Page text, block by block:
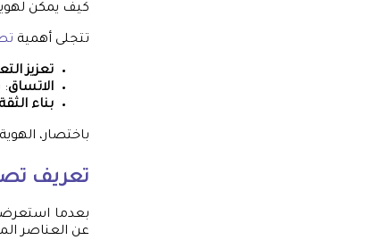
كيف يمكن
تتجلى أهمية
تعزيز
الاتساق:
بناء الثقة
باختصار،
تعريف
بعدما
عن العناصر